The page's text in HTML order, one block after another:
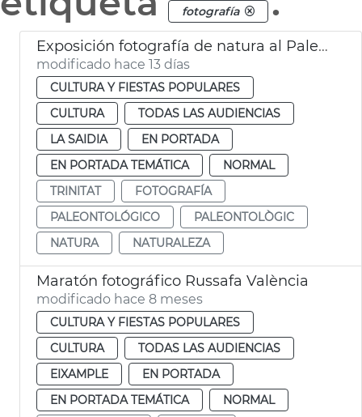
fotografía
Exposición fotografía de natura al Paleontológico València
modificado hace 13 días
CULTURA Y FIESTAS POPULARES
CULTURA
TODAS LAS AUDIENCIAS
LA SAIDIA
EN PORTADA
EN PORTADA TEMÁTICA
NORMAL
TRINITAT
FOTOGRAFÍA
PALEONTOLÓGICO
PALEONTOLÒGIC
NATURA
NATURALEZA
Maratón fotográfico Russafa València
modificado hace 8 meses
CULTURA Y FIESTAS POPULARES
CULTURA
TODAS LAS AUDIENCIAS
EIXAMPLE
EN PORTADA
EN PORTADA TEMÁTICA
NORMAL